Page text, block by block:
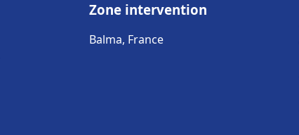
Zone intervention
Balma, France